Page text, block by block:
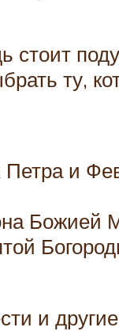
стоит
ту,
Петра и
Божией
и